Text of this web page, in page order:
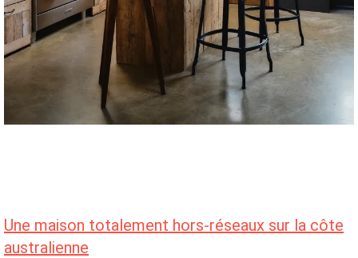
Une maison totalement hors-réseaux sur la côte
australienne